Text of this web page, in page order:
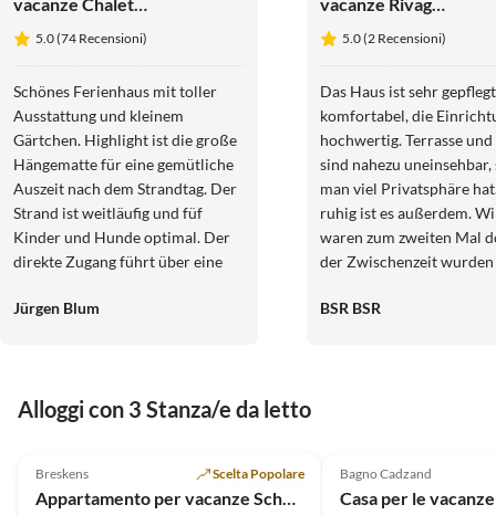
Seaside
Breskens
5.0 (74 Recensioni)
Schönes Ferienhaus mit toller
Ausstattung und kleinem
Gärtchen. Highlight ist die große
Hängematte für eine gemütliche
Auszeit nach dem Strandtag. Der
Strand ist weitläufig und füf
Kinder und Hunde optimal. Der
direkte Zugang führt über eine
ggf. für ältere Gäste schwierig
Aufenthalt notwendig ist. Ein
perfekt für einen Strandurlaub
und wir können es nur
Jürgen Blum
37
5.0 (2 Recensioni)
Das Haus ist sehr
komfortabel, die
hochwertig. Terrasse
sind nahezu uneinsehbar,
man viel Privatsphäre
ruhig ist es außerdem.
waren zum zweiten Mal
der Zwischenzeit wurden
als Gäste uns wohlfühlen
durch das kleine
Nautrschutzgebiet und
BSR BSR
Alloggi con 3 Stanza/e da letto
Breskens Scelta Popolare
Appartamento per vacanze Scheldeveste 15
Bagno Cadzand